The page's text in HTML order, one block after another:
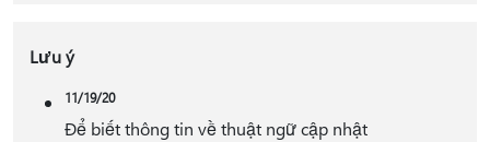
Lưu ý
11/19/20
Để biết thông tin về thuật ngữ cập nhật